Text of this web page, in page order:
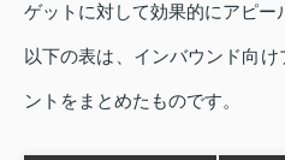
ゲットに対して効果的にアピー
以下の表は、インバウンド向
ントをまとめたものです。